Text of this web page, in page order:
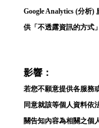
Google Analytics (分析)
供「 不透露資訊的方式
影響：
若您不願意提供各服務
同意就該等個人資料依
關告知內容為相關之個